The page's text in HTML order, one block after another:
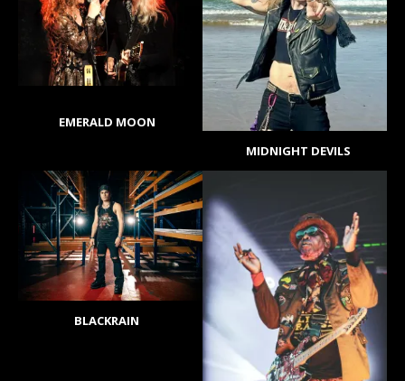
EMERALD MOON
MIDNIGHT DEVILS
BLACKRAIN